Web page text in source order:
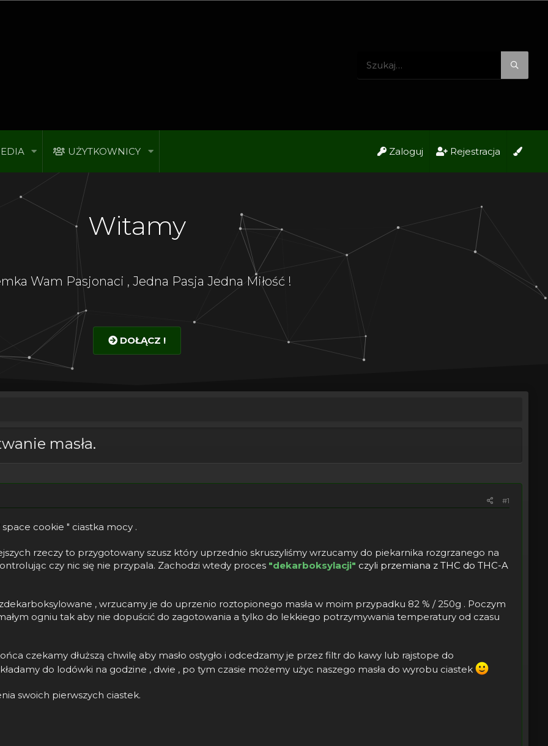
UŻYTKOWNICY Zaloguj Rejestracja
Witamy
Wam Pasjonaci , Jedna Pasja Jedna Miłość !
DOŁĄCZ !
masła.
#1
cookie " ciastka mocy .
rzeczy to przygotowany szusz który uprzednio skruszyliśmy wrzucamy do piekarnika rozgrzanego na
czy nic się nie przypala. Zachodzi wtedy proces "dekarboksylacji" czyli przemiana z THC do THC-A
, wrzucamy je do uprzenio roztopionego masła w moim przypadku 82 % / 250g . Poczym
ogniu tak aby nie dopuścić do zagotowania a tylko do lekkiego potrzymywania temperatury od czasu
czekamy dłuższą chwilę aby masło ostygło i odcedzamy je przez filtr do kawy lub rajstope do
do lodówki na godzine , dwie , po tym czasie możemy użyc naszego masła do wyrobu ciastek
swoich pierwszych ciastek.